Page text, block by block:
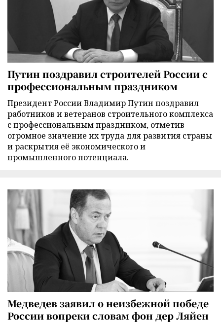
Путин поздравил строителей России с
профессиональным праздником
Президент России Владимир Путин поздравил
работников и ветеранов строительного комплекса
с профессиональным праздником, отметив
огромное значение их труда для развития страны
и раскрытия её экономического и
промышленного потенциала.
Медведев заявил о неизбежной победе
России вопреки словам фон дер Ляйен